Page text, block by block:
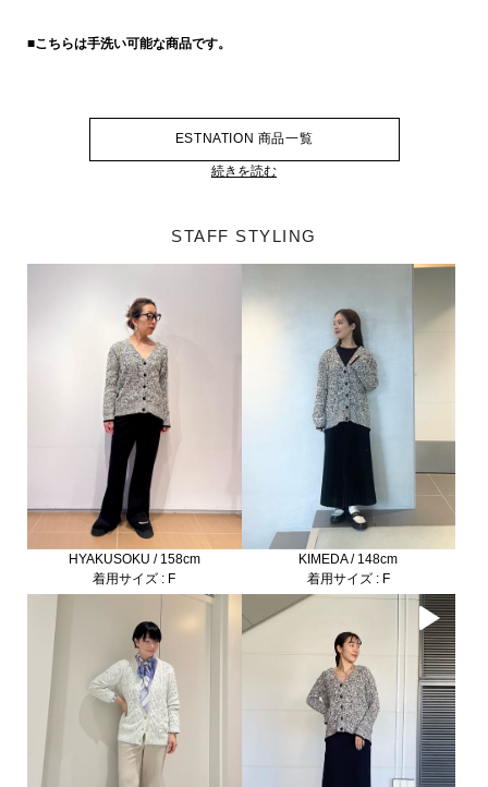
■こちらは手洗い可能な商品です。
ESTNATION 商品一覧
続きを読む
STAFF STYLING
HYAKUSOKU / 158cm
着用サイズ : F
KIMEDA / 148cm
着用サイズ : F